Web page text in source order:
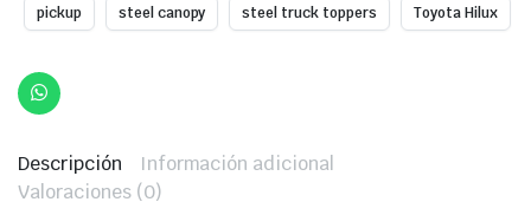
pickup steel canopy steel truck toppers Toyota Hilux
Descripción
Información adicional
Valoraciones (0)